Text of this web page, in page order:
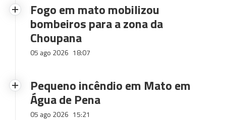
Fogo em mato mobilizou
bombeiros para a zona da
Choupana
05 ago 2026 18:07
Pequeno incêndio em Mato em
Água de Pena
05 ago 2026 15:21